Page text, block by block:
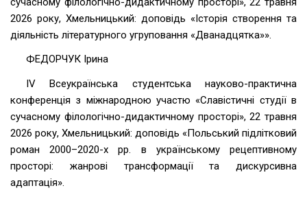
2026 року, Хмельницький: доповідь «Історія створення та
діяльність літературного угруповання «Дванадцятка»».
ФЕДОРЧУК Ірина
ІV Всеукраїнська студентська науково-практична
конференція з міжнародною участю «Славістичні студії в
сучасному філологічно-дидактичному просторі», 22 травня
2026 року, Хмельницький: доповідь «Польський підлітковий
роман 2000–2020-х рр. в українському рецептивному
просторі: жанрові трансформації та дискурсивна
адаптація».